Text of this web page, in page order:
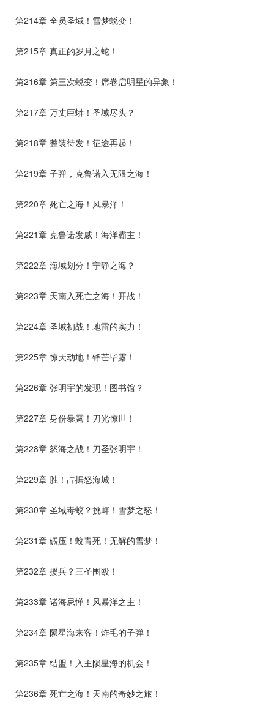
第214章 全员圣域！雪梦蜕变！
第215章 真正的岁月之蛇！
第216章 第三次蜕变！席卷启明星的异象！
第217章 万丈巨蟒！圣域尽头？
第218章 整装待发！征途再起！
第219章 子弹，克鲁诺入无限之海！
第220章 死亡之海！风暴洋！
第221章 克鲁诺发威！海洋霸主！
第222章 海域划分！宁静之海？
第223章 天南入死亡之海！开战！
第224章 圣域初战！地雷的实力！
第225章 惊天动地！锋芒毕露！
第226章 张明宇的发现！图书馆？
第227章 身份暴露！刀光惊世！
第228章 怒海之战！刀圣张明宇！
第229章 胜！占据怒海城！
第230章 圣域毒蛟？挑衅！雪梦之怒！
第231章 碾压！蛟青死！无解的雪梦！
第232章 援兵？三圣围殴！
第233章 诸海忌惮！风暴洋之主！
第234章 陨星海来客！炸毛的子弹！
第235章 结盟！入主陨星海的机会！
第236章 死亡之海！天南的奇妙之旅！